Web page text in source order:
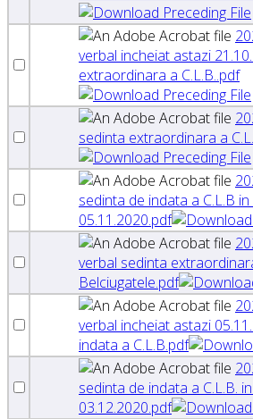
verbal incheiat astazi
extraordinara a C.L.B..pdf
sedinta extraordinara a
sedinta de indata a C.L.B
05.11.2020.pdf
verbal sedinta
Belciugatele.pdf
verbal incheiat astazi
indata a C.L.B.pdf
sedinta de indata a C.L.B.
03.12.2020.pdf